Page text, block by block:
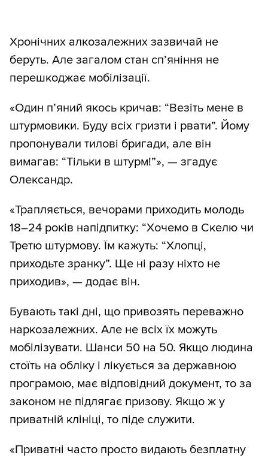
Хронічних алкозалежних зазвичай не
беруть. Але загалом стан сп’яніння не
перешкоджає мобілізації.
«Один п’яний якось кричав: “Везіть мене в
штурмовики. Буду всіх гризти і рвати”. Йому
пропонували тилові бригади, але він
вимагав: “Тільки в штурм!”», — згадує
Олександр.
«Трапляється, вечорами приходить молодь
18–24 років напідпитку: “Хочемо в Скелю чи
Третю штурмову. Їм кажуть: “Хлопці,
приходьте зранку”. Ще ні разу ніхто не
приходив», — додає він.
Бувають такі дні, що привозять переважно
наркозалежних. Але не всіх їх можуть
мобілізувати. Шанси 50 на 50. Якщо людина
стоїть на обліку і лікується за державною
програмою, має відповідний документ, то за
законом не підлягає призову. Якщо ж у
приватній клініці, то піде служити.
«Приватні часто просто видають безплатну